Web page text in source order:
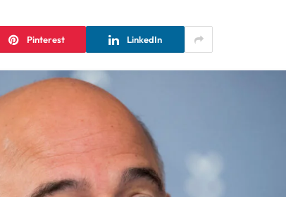
Pinterest LinkedIn